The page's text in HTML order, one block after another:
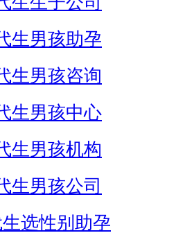
生男孩助孕
生男孩咨询
生男孩中心
生男孩机构
生男孩公司
选性别助孕